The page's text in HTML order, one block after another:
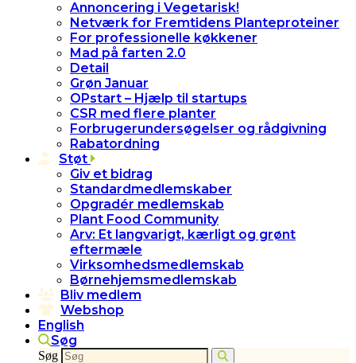
Annoncering i Vegetarisk!
Netværk for Fremtidens Planteproteiner
For professionelle køkkener
Mad på farten 2.0
Detail
Grøn Januar
OPstart – Hjælp til startups
CSR med flere planter
Forbrugerundersøgelser og rådgivning
Rabatordning
Støt
Giv et bidrag
Standardmedlemskaber
Opgradér medlemskab
Plant Food Community
Arv: Et langvarigt, kærligt og grønt
eftermæle
Virksomhedsmedlemskab
Børnehjemsmedlemskab
Bliv medlem
Webshop
English
Søg
Søg